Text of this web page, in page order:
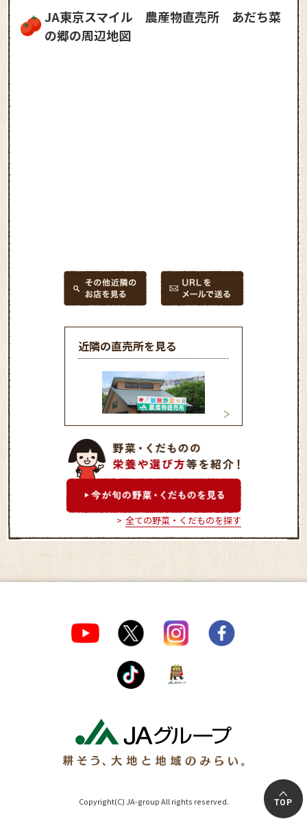
JA東京スマイル 農産物直売所 あだち菜
の郷の周辺地図
近隣の直売所を見る
安行農産物直売所 三郷直売所「べ
全ての野菜・くだものを探す
Copyright(C) JA-group All rights reserved. TOP